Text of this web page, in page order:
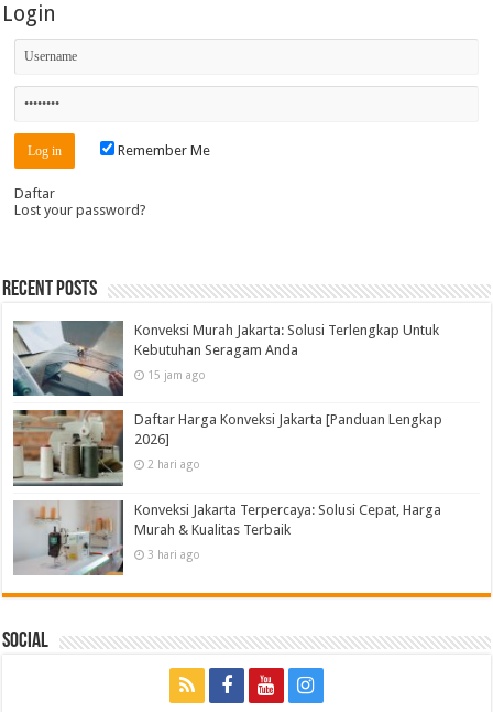
Login
Remember Me
Daftar
Lost your password?
Recent Posts
Konveksi Murah Jakarta: Solusi Terlengkap Untuk
Kebutuhan Seragam Anda
15 jam ago
Daftar Harga Konveksi Jakarta [Panduan Lengkap
2026]
2 hari ago
Konveksi Jakarta Terpercaya: Solusi Cepat, Harga
Murah & Kualitas Terbaik
3 hari ago
Social